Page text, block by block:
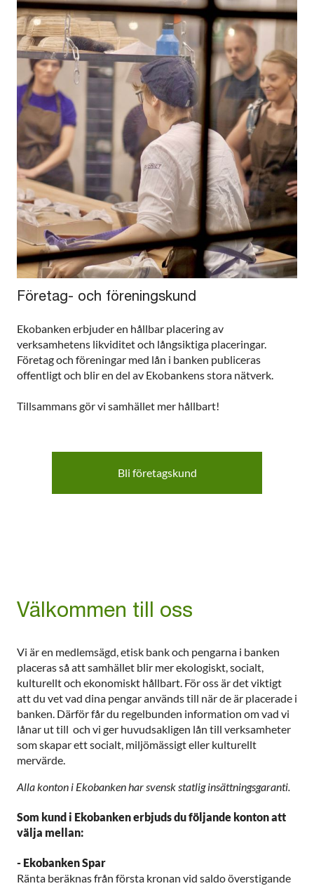
Företag- och föreningskund
Ekobanken erbjuder en hållbar placering av
verksamhetens likviditet och långsiktiga placeringar.
Företag och föreningar med lån i banken publiceras
offentligt och blir en del av Ekobankens stora nätverk.
Tillsammans gör vi samhället mer hållbart!
Bli företagskund
Välkommen till oss
Vi är en medlemsägd, etisk bank och pengarna i banken
placeras så att samhället blir mer ekologiskt, socialt,
kulturellt och ekonomiskt hållbart. För oss är det viktigt
att du vet vad dina pengar används till när de är placerade i
banken. Därför får du regelbunden information om vad vi
lånar ut till och vi ger huvudsakligen lån till verksamheter
som skapar ett socialt, miljömässigt eller kulturellt
mervärde.
Alla konton i Ekobanken har svensk statlig insättningsgaranti.
Som kund i Ekobanken erbjuds du följande konton att
välja mellan:
- Ekobanken Spar
Ränta beräknas från första kronan vid saldo överstigande